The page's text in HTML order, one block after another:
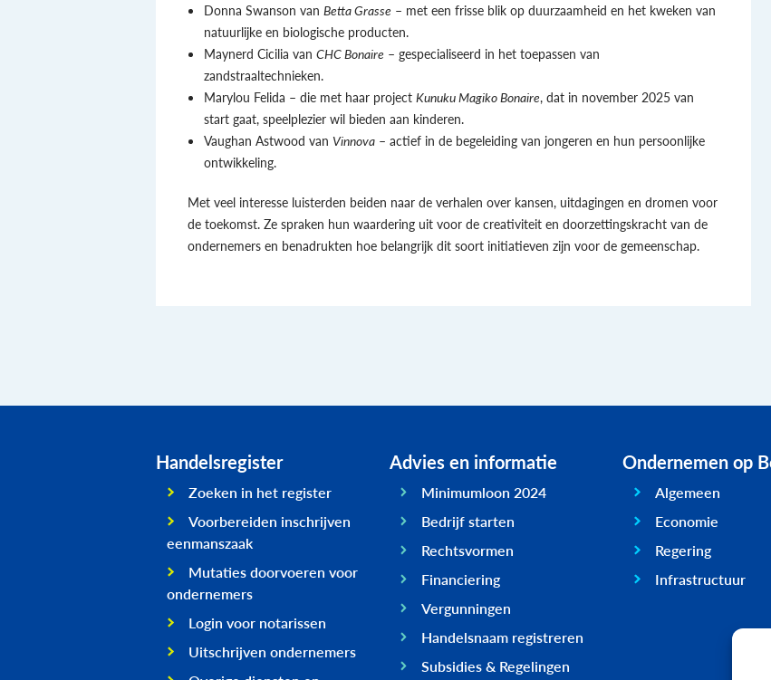
Donna Swanson van Betta Grasse – met een frisse blik op duurzaamheid en het kweken van
natuurlijke en biologische producten.
Maynerd Cicilia van CHC Bonaire – gespecialiseerd in het toepassen van
zandstraaltechnieken.
Marylou Felida – die met haar project Kunuku Magiko Bonaire, dat in november 2025 van
start gaat, speelplezier wil bieden aan kinderen.
Vaughan Astwood van Vinnova– actief in de begeleiding van jongeren en hun persoonlijke
ontwikkeling.
Met veel interesse luisterden beiden naar de verhalen over kansen, uitdagingen en dromen voor
de toekomst. Ze spraken hun waardering uit voor de creativiteit en doorzettingskracht van de
ondernemers en benadrukten hoe belangrijk dit soort initiatieven zijn voor de gemeenschap.
Handelsregister
Zoeken in het register
Voorbereiden inschrijven
eenmanszaak
Mutaties doorvoeren voor
ondernemers
Login voor notarissen
Uitschrijven ondernemers
Advies en informatie
Minimumloon 2024
Bedrijf starten
Rechtsvormen
Financiering
Vergunningen
Handelsnaam registreren
Subsidies & Regelingen
Ondernemen op
Algemeen
Economie
Regering
Infrastructuur